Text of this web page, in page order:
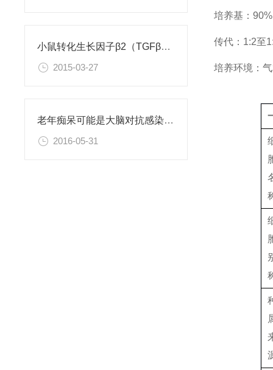
小鼠转化生长因子β2（TGFβ2）ELISA试剂盒
2015-03-27
老年痴呆可能是大脑对抗感染病菌导致的
2016-05-31
培养基：
传代：1:2至
培养环境：